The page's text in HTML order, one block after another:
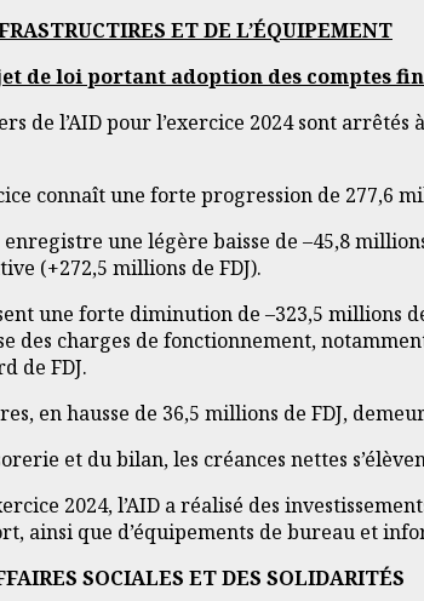
ET DE L’ÉQUIPEMENT
de loi portant adoption des comptes
de l’AID pour l’exercice 2024 sont
connaît une forte progression de 277,6
une légère baisse de –45,8
(+272,5 millions de FDJ).
une forte diminution de –323,5 millions
des charges de fonctionnement,
de FDJ.
en hausse de 36,5 millions de FDJ,
et du bilan, les créances nettes
2024, l’AID a réalisé des
ainsi que d’équipements de bureau et
SOCIALES ET DES SOLIDARITÉS